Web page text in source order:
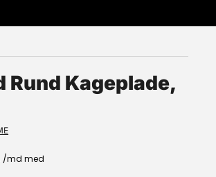
☓
Rund Kageplade,